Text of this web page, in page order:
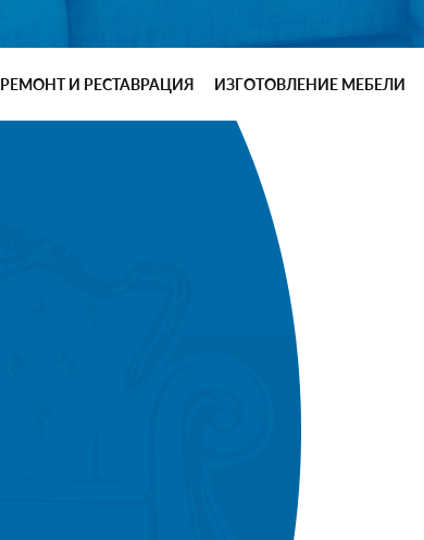
РЕМОНТ И РЕСТАВРАЦИЯ ИЗГОТОВЛЕНИЕ МЕБЕЛИ